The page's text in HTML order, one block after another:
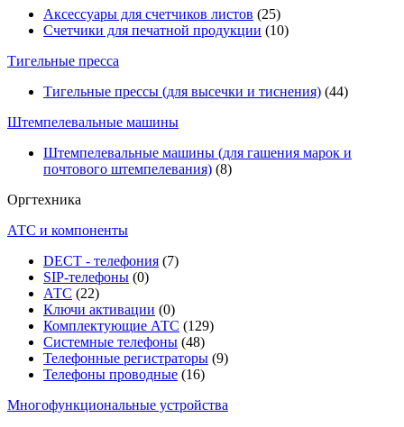
Аксессуары для счетчиков листов (25)
Счетчики для печатной продукции (10)
Тигельные пресса
Тигельные прессы (для высечки и тиснения) (44)
Штемпелевальные машины
Штемпелевальные машины (для гашения марок и
почтового штемпелевания) (8)
Оргтехника
АТС и компоненты
DECT - телефония (7)
SIP-телефоны (0)
АТС (22)
Ключи активации (0)
Комплектующие АТС (129)
Системные телефоны (48)
Телефонные регистраторы (9)
Телефоны проводные (16)
Многофункциональные устройства